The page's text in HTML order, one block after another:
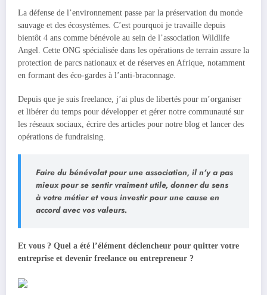
La défense de l’environnement passe par la préservation du monde
sauvage et des écosystèmes. C’est pourquoi je travaille depuis
bientôt 4 ans comme bénévole au sein de l’association Wildlife
Angel. Cette ONG spécialisée dans les opérations de terrain assure la
protection de parcs nationaux et de réserves en Afrique, notamment
en formant des éco-gardes à l’anti-braconnage.
Depuis que je suis freelance, j’ai plus de libertés pour m’organiser
et libérer du temps pour développer et gérer notre communauté sur
les réseaux sociaux, écrire des articles pour notre blog et lancer des
opérations de fundraising.
Faire du bénévolat pour une association, il n’y a pas
mieux pour se sentir vraiment utile, donner du sens
à votre métier et vous investir pour une cause en
accord avec vos valeurs.
Et vous ? Quel a été l’élément déclencheur pour quitter votre
entreprise et devenir freelance ou entrepreneur ?